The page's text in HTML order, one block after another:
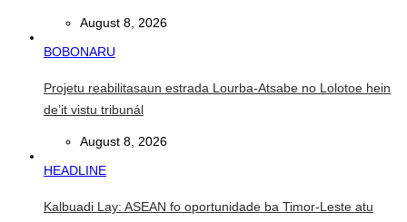
August 8, 2026
BOBONARU
Projetu reabilitasaun estrada Lourba-Atsabe no Lolotoe hein
de’it vistu tribunál
August 8, 2026
HEADLINE
Kalbuadi Lay: ASEAN fo oportunidade ba Timor-Leste atu